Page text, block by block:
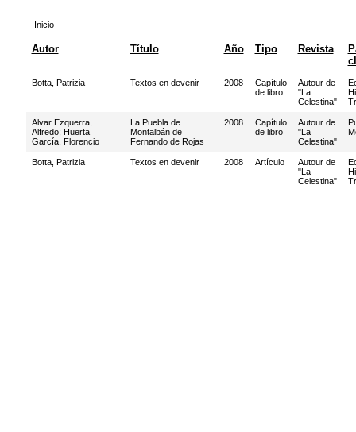
Inicio
Autor Título Año Tipo Revista
Botta, Patrizia Textos en devenir 2008
Capítulo
de libro
Autour de
"La
Celestina"
Alvar Ezquerra,
Alfredo; Huerta
García, Florencio
La Puebla de
Montalbán de
Fernando de Rojas
2008
Capítulo
de libro
Autour de
"La
Celestina"
Botta, Patrizia Textos en devenir 2008 Artículo
Autour de
"La
Celestina"